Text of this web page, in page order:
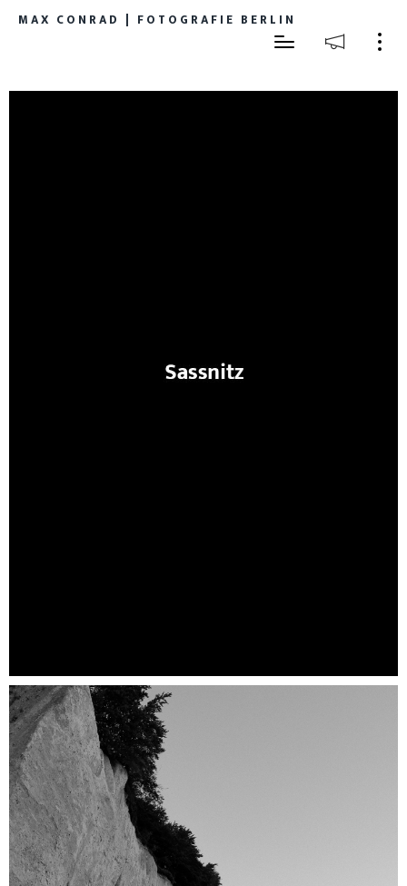
MAX CONRAD | FOTOGRAFIE BERLIN